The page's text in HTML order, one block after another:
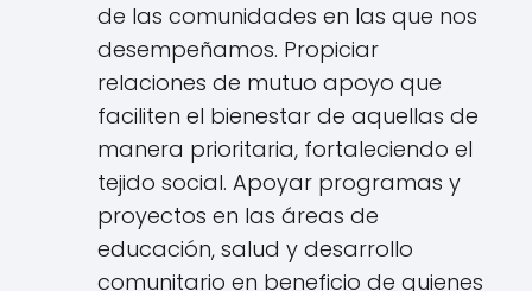
de las comunidades en las que nos
desempeñamos. Propiciar
relaciones de mutuo apoyo que
faciliten el bienestar de aquellas de
manera prioritaria, fortaleciendo el
tejido social. Apoyar programas y
proyectos en las áreas de
educación, salud y desarrollo
comunitario en beneficio de quienes